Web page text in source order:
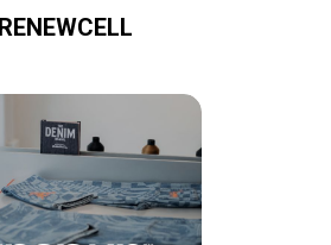
RENEWCELL